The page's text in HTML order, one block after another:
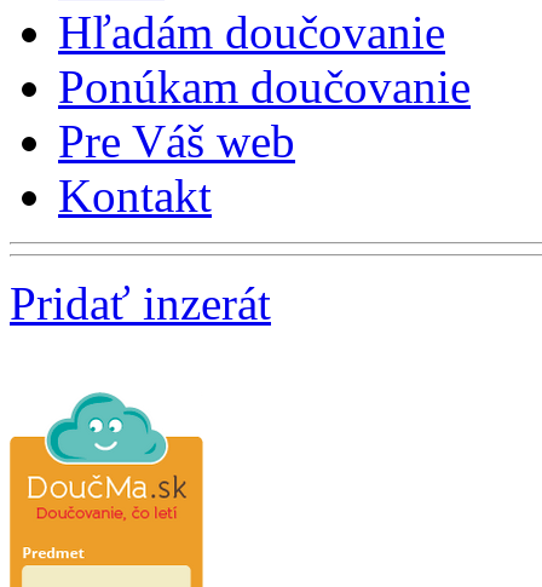
Hľadám doučovanie
Ponúkam doučovanie
Pre Váš web
Kontakt
Pridať inzerát